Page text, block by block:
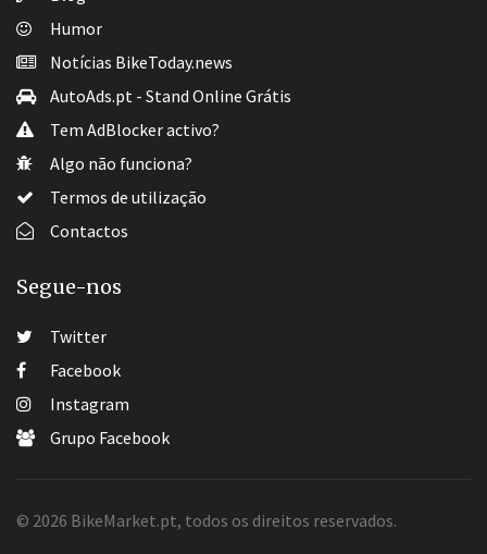
Humor
Notícias BikeToday.news
AutoAds.pt - Stand Online Grátis
Tem AdBlocker activo?
Algo não funciona?
Termos de utilização
Contactos
Segue-nos
Twitter
Facebook
Instagram
Grupo Facebook
© 2026 BikeMarket.pt, todos os direitos reservados.